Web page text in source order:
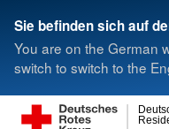
Sie befinden sich auf
You are on the German
switch to switch to the